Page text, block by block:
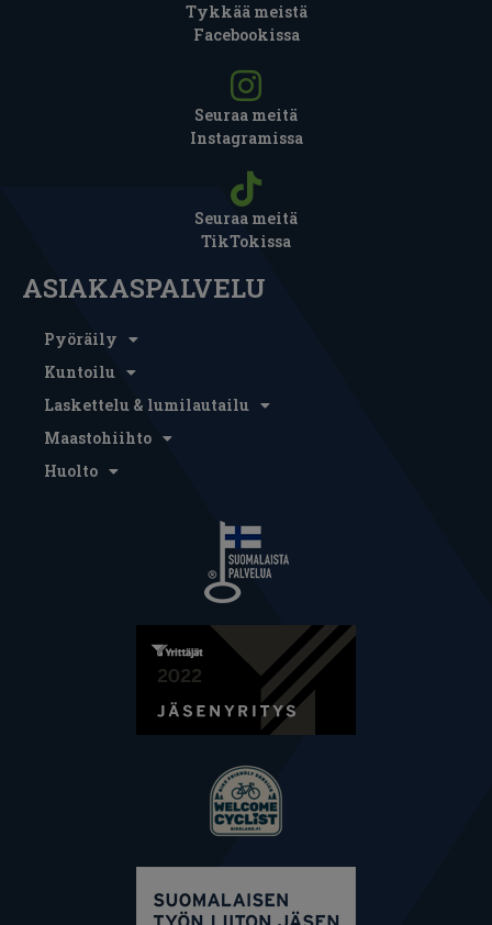
Tykkää meistä
Facebookissa
Seuraa meitä
Instagramissa
Seuraa meitä
TikTokissa
ASIAKASPALVELU
Pyöräily
Kuntoilu
Laskettelu & lumilautailu
Maastohiihto
Huolto